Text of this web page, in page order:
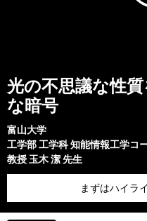
光の不思議な性
な暗号
富山大学
工学部工学科 知能情報工学コ
教授 玉木 潔先生
まずはハイラ